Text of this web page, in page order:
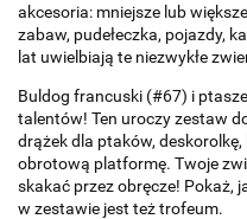
akcesoria: mniejsze lub
zabaw, pudełeczka, pojazdy,
lat uwielbiają te niezwykłe
Buldog francuski (#67) i
talentów! Ten uroczy zestaw
drążek dla ptaków,
obrotową platformę. Twoje
skakać przez obręcze! Pokaż,
w zestawie jest też trofeum.